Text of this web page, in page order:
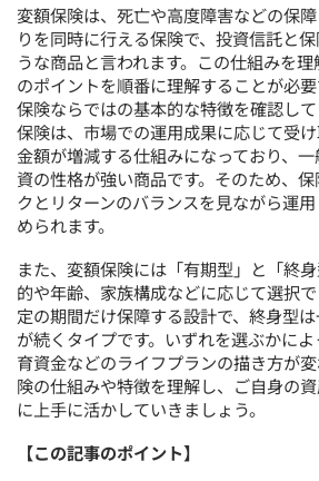
変額保険は、死亡や高度障害などの保
りを同時に行える保険で、投資信託と
うな商品と言われます。この仕組みを
のポイントを順番に理解することが必
保険ならではの基本的な特徴を確認し
保険は、市場での運用成果に応じて受
金額が増減する仕組みになっており、
資の性格が強い商品です。そのため、
クとリターンのバランスを見ながら運
められます。
また、変額保険には「有期型」と「終
的や年齢、家族構成などに応じて選択
定の期間だけ保障する設計で、終身型
が続くタイプです。いずれを選ぶかに
育資金などのライフプランの描き方が
険の仕組みや特徴を理解し、ご自身の
に上手に活かしていきましょう。
【この記事のポイント】